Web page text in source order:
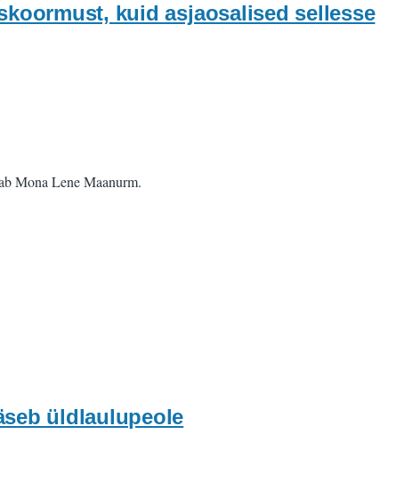
kuid asjaosalised sellesse
Mona Lene Maanurm.
üldlaulupeole